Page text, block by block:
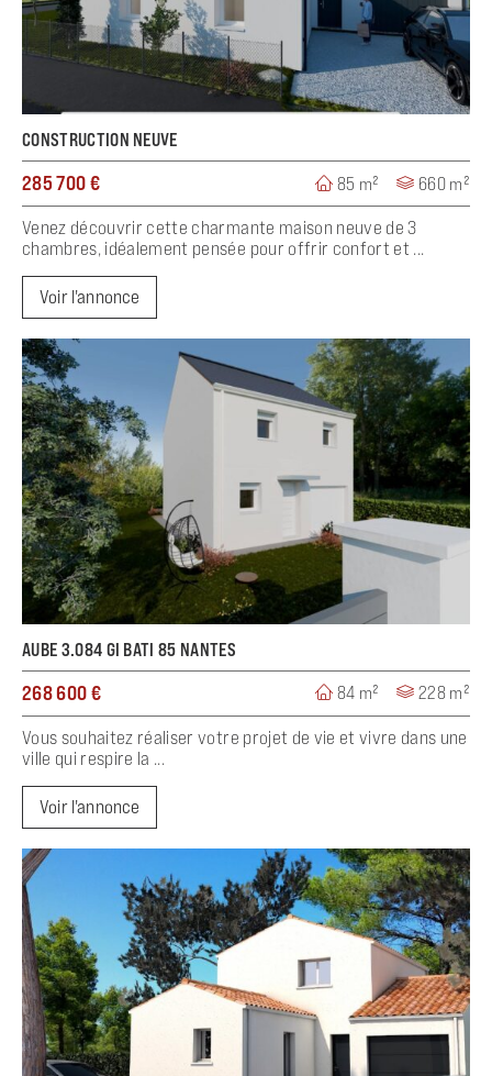
CONSTRUCTION NEUVE
285 700 € 85 m² 660 m²
Venez découvrir cette charmante maison neuve de 3
chambres, idéalement pensée pour offrir confort et ...
Voir l'annonce
AUBE 3.084 GI BATI 85 NANTES
268 600 € 84 m² 228 m²
Vous souhaitez réaliser votre projet de vie et vivre dans une
ville qui respire la ...
Voir l'annonce